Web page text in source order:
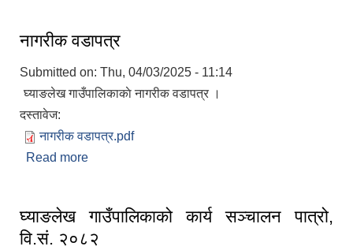
नागरीक वडापत्र
Submitted on: Thu, 04/03/2025 - 11:14
घ्याङलेख गाउँपालिकाकाे नागरीक वडापत्र ।
दस्तावेज:
नागरीक वडापत्र.pdf
Read more
घ्याङलेख गाउँपालिकाको कार्य सञ्चालन पात्रो,
वि.सं. २०८२